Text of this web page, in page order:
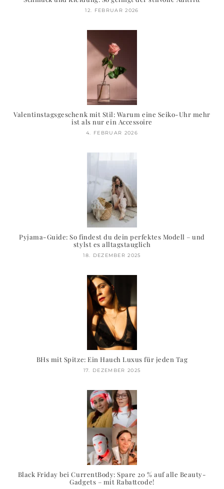
12. FEBRUAR 2026
Valentinstagsgeschenk mit Stil: Warum eine Seiko-Uhr mehr
ist als nur ein Accessoire
4. FEBRUAR 2026
Pyjama-Guide: So findest du dein perfektes Modell – und
stylst es alltagstauglich
18. DEZEMBER 2025
BHs mit Spitze: Ein Hauch Luxus für jeden Tag
17. DEZEMBER 2025
Black Friday bei CurrentBody: Spare 20 % auf alle Beauty-
Gadgets – mit Rabattcode!